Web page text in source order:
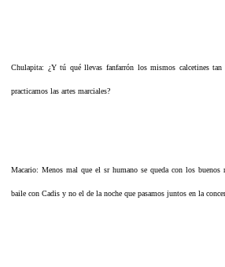
Chulapita: ¿Y tú qué llevas fanfarrón los mismos calcetines
practicamos las artes marciales?
Macario: Menos mal que el sr humano se queda con los buenos
baile con Cadis y no el de la noche que pasamos juntos en la